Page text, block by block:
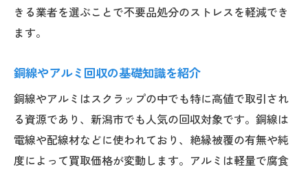
きる業者を選ぶことで不要品処分のストレスを軽減でき
ます。
銅線やアルミ回収の基礎知識を紹介
銅線やアルミはスクラップの中でも特に高値で取引され
る資源であり、新潟市でも人気の回収対象です。銅線は
電線や配線材などに使われており、絶縁被覆の有無や純
度によって買取価格が変動します。アルミは軽量で腐食